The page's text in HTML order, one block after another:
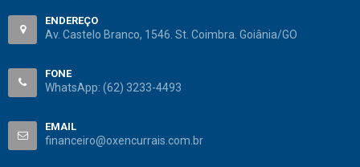
ENDEREÇO
Av. Castelo Branco, 1546. St. Coimbra. Goiânia/GO
FONE
WhatsApp: (62) 3233-4493
EMAIL
financeiro@oxencurrais.com.br